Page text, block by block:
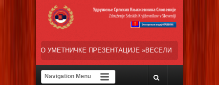
»ВЕСЕЛИ ДАНИ СРПСКЕ ДИЈАСПОРЕ« НАША ТРЕНУТНА